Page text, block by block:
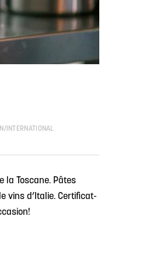
INTERNATIONAL
la Toscane. Pâtes
vins d’Italie. Certificat-